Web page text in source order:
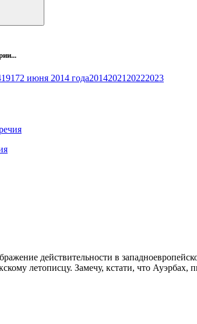
19172 июня 2014 года2014202120222023
действительности в
летописцу. Замечу, кстати, что